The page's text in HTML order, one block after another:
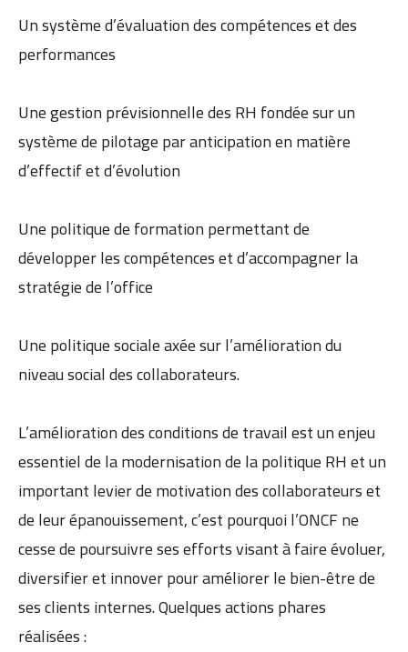
Un système d’évaluation des compétences et des
performances
Une gestion prévisionnelle des RH fondée sur un
système de pilotage par anticipation en matière
d’effectif et d’évolution
Une politique de formation permettant de
développer les compétences et d’accompagner la
stratégie de l’office
Une politique sociale axée sur l’amélioration du
niveau social des collaborateurs.
L’amélioration des conditions de travail est un enjeu
essentiel de la modernisation de la politique RH et un
important levier de motivation des collaborateurs et
de leur épanouissement, c’est pourquoi l’ONCF ne
cesse de poursuivre ses efforts visant à faire évoluer,
diversifier et innover pour améliorer le bien-être de
ses clients internes. Quelques actions phares
réalisées :